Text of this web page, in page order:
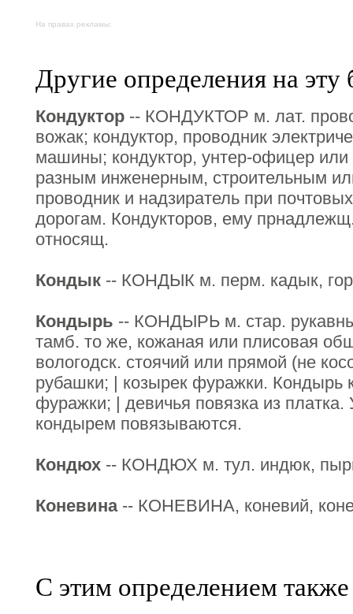
На правах рекламы:
Другие определения на эту
Кондуктор -- КОНДУКТОР м. лат.
вожак; кондуктор, проводник
машины; кондуктор, унтер-офицер
разным инженерным, строительным
проводник и надзиратель при
дорогам. Кондукторов, ему
относящ.
Кондык -- КОНДЫК м. перм. кадык,
Кондырь -- КОНДЫРЬ м. стар.
тамб. то же, кожаная или плисовая
вологодск. стоячий или прямой (не
рубашки; | козырек фуражки. Кондырь
фуражки; | девичья повязка из
кондырем повязываются.
Кондюх -- КОНДЮХ м. тул. индюк,
Коневина-- КОНЕВИНА, коневий,
С этим определением